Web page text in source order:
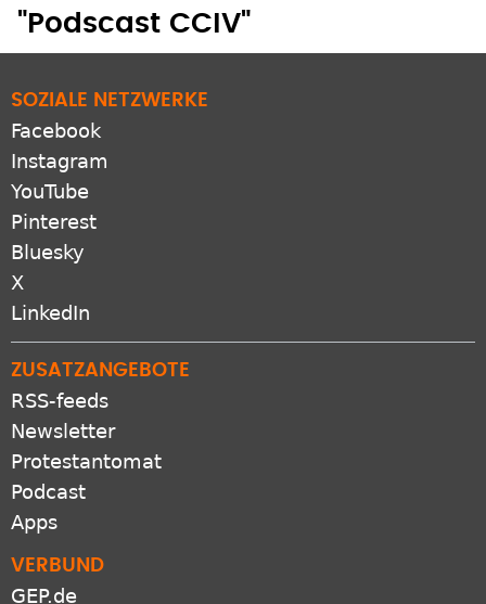
"Podscast CCIV"
SOZIALE NETZWERKE
Facebook
Instagram
YouTube
Pinterest
Bluesky
X
LinkedIn
ZUSATZANGEBOTE
RSS-feeds
Newsletter
Protestantomat
Podcast
Apps
VERBUND
GEP.de